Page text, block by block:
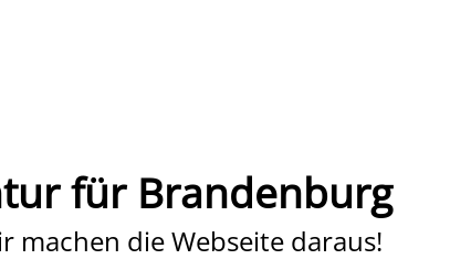
für Brandenburg
machen die Webseite daraus!